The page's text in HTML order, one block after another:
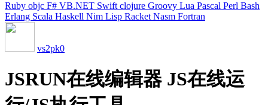
Ruby objc F# VB.NET Swift clojure Groovy Lua Pascal Perl Bash
Erlang Scala Haskell Nim Lisp Racket Nasm Fortran
vs2pk0
JSRUN在线编辑器 JS在线运